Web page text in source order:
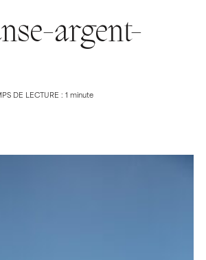
argent-
DE LECTURE : 1 minute